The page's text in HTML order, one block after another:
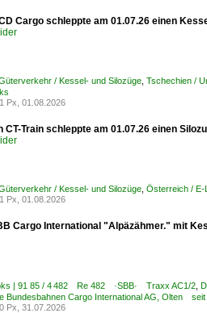
Cargo schleppte am 01.07.26 einen
/ Kessel- und Silozüge Tschechien /
Px, 01.08.2026
CT-Train schleppte am 01.07.26 einen
/ Kessel- und Silozüge Österreich /
Px, 01.08.2026
Cargo International "Alpäzähmer." mit
| 91 85 / 4 482 Re 482 ·SBB· Traxx AC1/2
Bundesbahnen Cargo International AG, Olten seit
Px, 31.07.2026